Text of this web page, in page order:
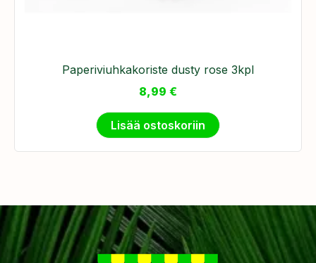
Paperiviuhkakoriste dusty rose 3kpl
8,99 €
Lisää ostoskoriin